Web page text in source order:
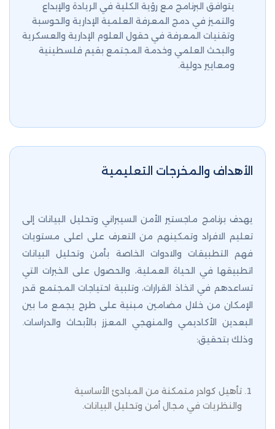
يتوافق البرنامج مع رؤية الكلية في الريادة والإبداع
والتميز في دمج المعرفة العلمية الإدارية والحوسبة
وتقنيات المعرفة في حقول العلوم الإدارية والعسكرية
والبحث العلمي وخدمة المجتمع بقيم فلسطينية
ومعايير دولية.
الأهداف والمخرجات التعليمية
يهدف برنامج ماجستير الأمن السيبراني وتحليل البيانات إلى
تعليم الافراد وتمكينهم من التعرف على اعلى مستويات
فهم التطبيقات والادوات الخاصة بأمن وتحليل البيانات
اتطبيقها في الحياة العملية، والحصول على الخبرات التي
تساعدهم في اتخاذ القرارات، وتلبية احتياجات المجتمع قدر
الإمكان من خلال مضامين مبنية على طرح يجمع ما بين
البعدين الأكاديمي والمنهجي المعزز بالأبحاث والدراسات.
وذلك بتحقيق:
تأهيل كوادر متمكنة من المبادئ الأساسية
والنظريات في مجال أمن وتحليل البيانات.